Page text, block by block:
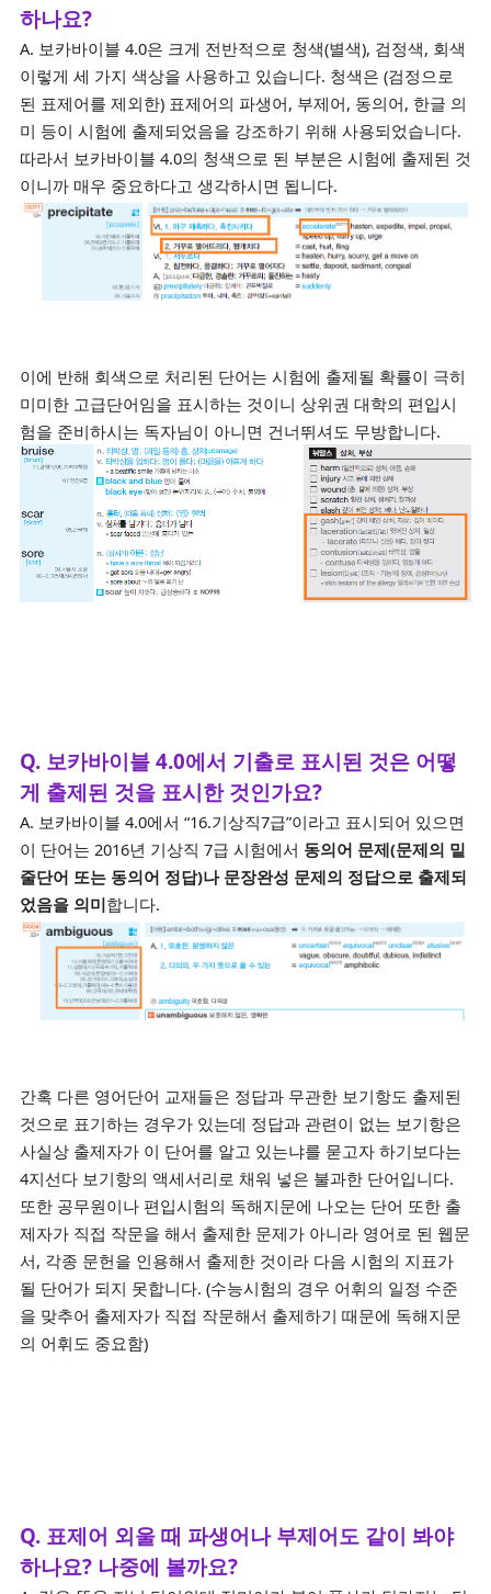
하나요?
A. 보카바이블 4.0은 크게 전반적으로 청색(별색), 검정색, 회색
이렇게 세 가지 색상을 사용하고 있습니다. 청색은 (검정으로
된 표제어를 제외한) 표제어의 파생어, 부제어, 동의어, 한글 의
미 등이 시험에 출제되었음을 강조하기 위해 사용되었습니다.
따라서 보카바이블 4.0의 청색으로 된 부분은 시험에 출제된 것
이니까 매우 중요하다고 생각하시면 됩니다.
이에 반해 회색으로 처리된 단어는 시험에 출제될 확률이 극히
미미한 고급단어임을 표시하는 것이니 상위권 대학의 편입시
험을 준비하시는 독자님이 아니면 건너뛰셔도 무방합니다.
Q. 보카바이블 4.0에서 기출로 표시된 것은 어떻
게 출제된 것을 표시한 것인가요?
A. 보카바이블 4.0에서 “16.기상직7급”이라고 표시되어 있으면
이 단어는 2016년 기상직 7급 시험에서 동의어 문제(문제의 밑
줄단어 또는 동의어 정답)나 문장완성 문제의 정답으로 출제되
었음을 의미합니다.
간혹 다른 영어단어 교재들은 정답과 무관한 보기항도 출제된
것으로 표기하는 경우가 있는데 정답과 관련이 없는 보기항은
사실상 출제자가 이 단어를 알고 있는냐를 묻고자 하기보다는
4지선다 보기항의 액세서리로 채워 넣은 불과한 단어입니다.
또한 공무원이나 편입시험의 독해지문에 나오는 단어 또한 출
제자가 직접 작문을 해서 출제한 문제가 아니라 영어로 된 웹문
서, 각종 문헌을 인용해서 출제한 것이라 다음 시험의 지표가
될 단어가 되지 못합니다. (수능시험의 경우 어휘의 일정 수준
을 맞추어 출제자가 직접 작문해서 출제하기 때문에 독해지문
의 어휘도 중요함)
Q. 표제어 외울 때 파생어나 부제어도 같이 봐야
하나요? 나중에 볼까요?